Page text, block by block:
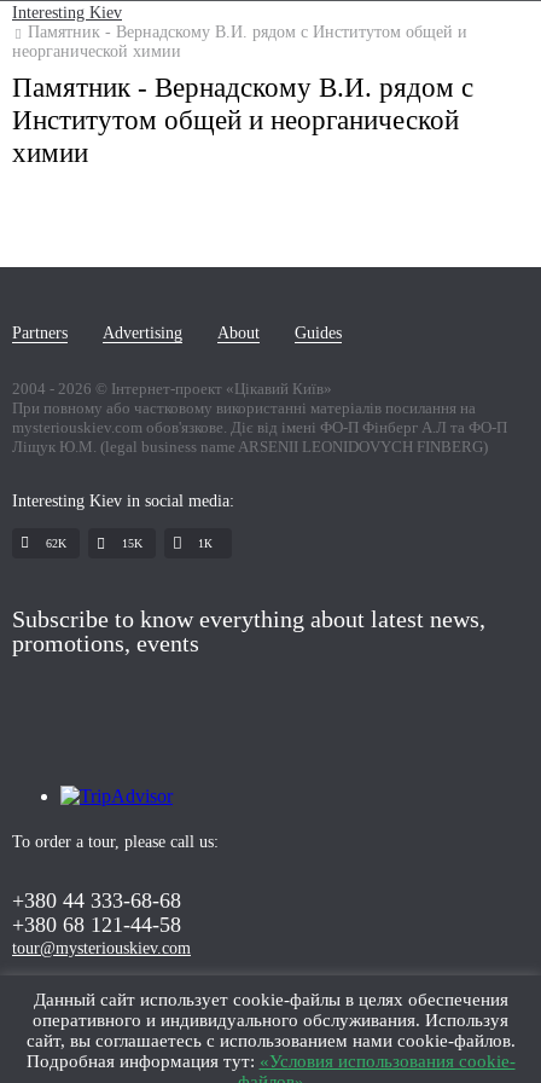
Interesting Kiev
Памятник - Вернадскому В.И. рядом с Институтом общей и
неорганической химии
Памятник - Вернадскому В.И. рядом с
Институтом общей и неорганической
химии
Partners Advertising About Guides
2004 - 2026 © Інтернет-проект «Цікавий Київ»
При повному або частковому використанні матеріалів посилання на
mysteriouskiev.com обов'язкове. Діє від імені ФО-П Фінберг А.Л та ФО-П
Ліщук Ю.М. (legal business name ARSENII LEONIDOVYCH FINBERG)
Interesting Kiev in social media:
62K 15K 1К
Subscribe to know everything about latest news,
promotions, events
To order a tour, please call us:
+380 44 333-68-68
+380 68 121-44-58
tour@mysteriouskiev.com
Данный сайт использует cookie-файлы в целях обеспечения
оперативного и индивидуального обслуживания. Используя
сайт, вы соглашаетесь с использованием нами cookie-файлов.
Подробная информация тут: «Условия использования cookie-